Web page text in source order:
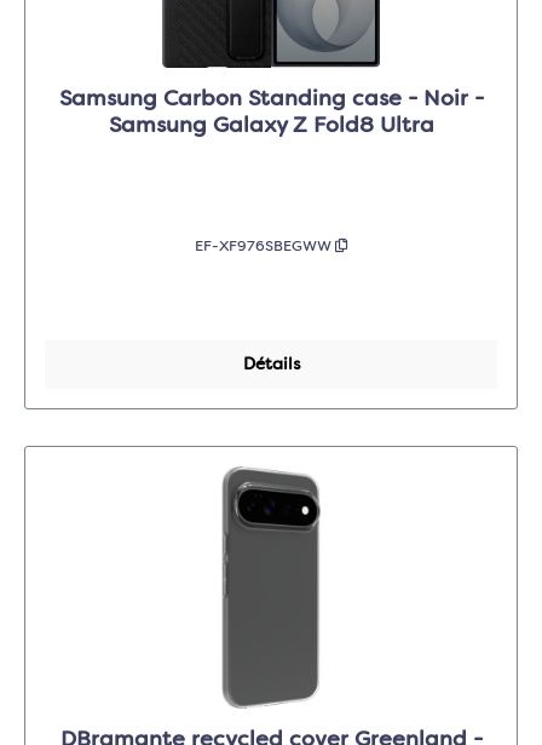
Samsung Carbon Standing case - Noir -
Samsung Galaxy Z Fold8 Ultra
EF-XF976SBEGWW
Détails
DBramante recycled cover Greenland -